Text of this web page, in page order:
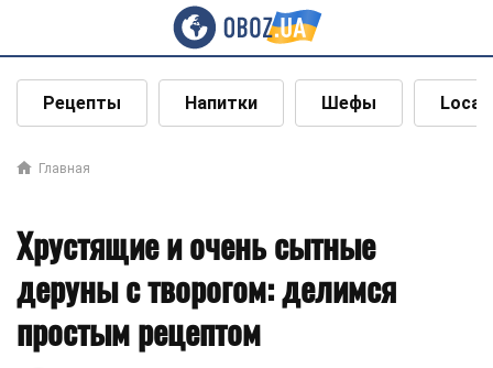
Рецепты Напитки Шефы Local
Главная
Хрустящие и очень сытные
деруны с творогом: делимся
простым рецептом